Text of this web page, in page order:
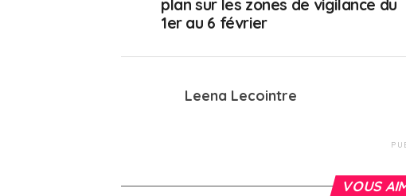
plan sur les zones de vigilance du
1er au 6 février
Leena Lecointre
VOUS